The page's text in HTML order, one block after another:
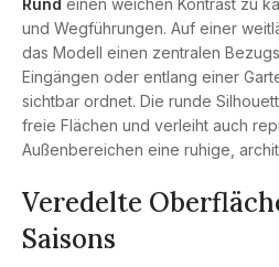
und Wegführungen. Auf einer
das Modell einen zentralen
Eingängen oder entlang einer
sichtbar ordnet. Die runde
freie Flächen und verleiht auch
Außenbereichen eine ruhige,
Veredelte
Saisons